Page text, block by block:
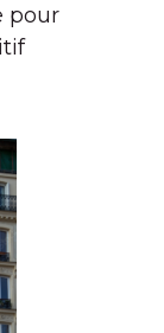
pour